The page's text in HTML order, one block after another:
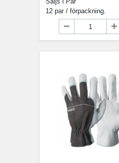
12 par / förpackning.